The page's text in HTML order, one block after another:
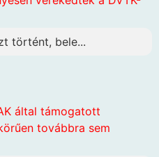
történt, bele...
által támogatott
továbbra sem